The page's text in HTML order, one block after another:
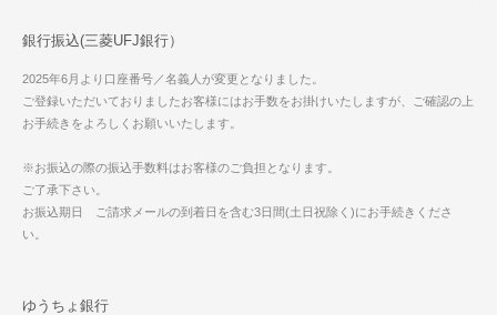
銀行振込(三菱UFJ銀行）
2025年6月より口座番号／名義人が変更となりました。
ご登録いただいておりましたお客様にはお手数をお掛けいたしますが、ご確認の上
お手続きをよろしくお願いいたします。
※お振込の際の振込手数料はお客様のご負担となります。
ご了承下さい。
お振込期日 ご請求メールの到着日を含む3日間(土日祝除く)にお手続きくださ
い。
ゆうちょ銀行